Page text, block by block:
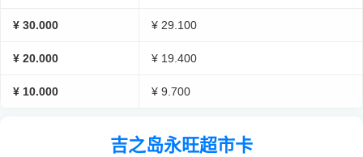
¥ 30.000 ¥ 29.100
¥ 20.000 ¥ 19.400
¥ 10.000 ¥ 9.700
吉之岛永旺超市卡